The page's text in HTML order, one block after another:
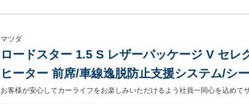
マツダ
ロードスター 1.5 S レザーパッケージ V セレ
ヒーター 前席/車線逸脱防止支援システム/シ
LED/Bluetooth接続/ETC/EBD付ABS/横滑り